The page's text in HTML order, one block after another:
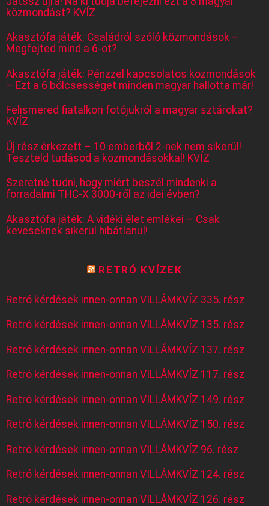
közmondást? KVÍZ
Akasztófa játék: Családról szóló közmondások –
Megfejted mind a 6-ot?
Akasztófa játék: Pénzzel kapcsolatos közmondások
– Ezt a 6 bölcsességet minden magyar hallotta már!
Felismered fiatalkori fotójukról a magyar sztárokat?
KVÍZ
Új rész érkezett – 10 emberből 2-nek nem sikerül!
Teszteld tudásod a közmondásokkal! KVÍZ
Szeretné tudni, hogy miért beszél mindenki a
forradalmi THC-X 3000-ről az idei évben?
Akasztófa játék: A vidéki élet emlékei – Csak
keveseknek sikerül hibátlanul!
RETRÓ KVÍZEK
Retró kérdések innen-onnan VILLÁMKVÍZ 335. rész
Retró kérdések innen-onnan VILLÁMKVÍZ 135. rész
Retró kérdések innen-onnan VILLÁMKVÍZ 137. rész
Retró kérdések innen-onnan VILLÁMKVÍZ 117. rész
Retró kérdések innen-onnan VILLÁMKVÍZ 149. rész
Retró kérdések innen-onnan VILLÁMKVÍZ 150. rész
Retró kérdések innen-onnan VILLÁMKVÍZ 96. rész
Retró kérdések innen-onnan VILLÁMKVÍZ 124. rész
Retró kérdések innen-onnan VILLÁMKVÍZ 126. rész